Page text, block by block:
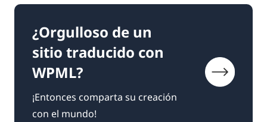
¿Orgulloso de un
sitio traducido con
WPML?
¡Entonces comparta su creación
con el mundo!